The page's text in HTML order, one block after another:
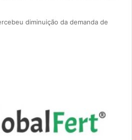
diminuição da demanda de